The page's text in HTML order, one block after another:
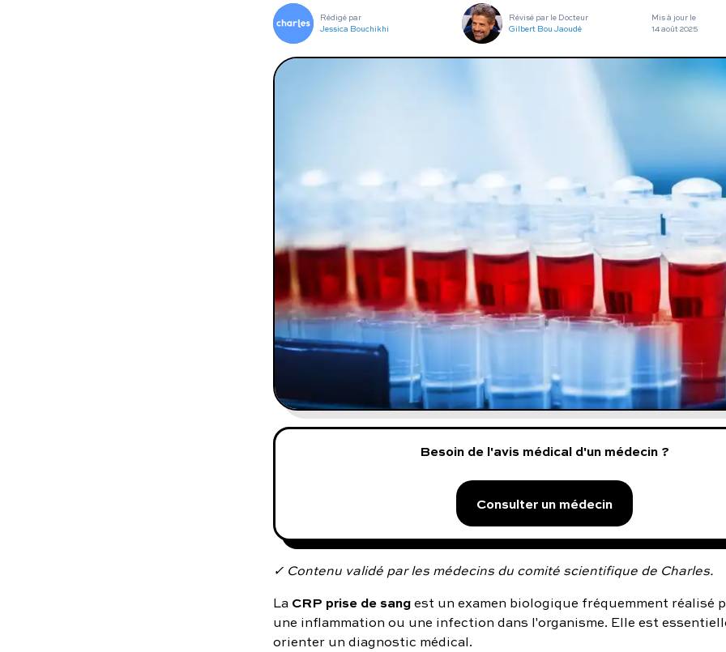
Toutes nos pathologies
Rédigé par
Jessica Bouchikhi
Révisé par le Docteur
Gilbert Bou Jaoudé
Mis à jour le
14 août 2025
Besoin de l'avis médical d'un médecin ?
Consulter un médecin
✓ Contenu validé par les médecins du comité scientifique de Charles.
La CRP prise de sangest un examen biologique fréquemment réalisé
une inflammation ou une infection dans l'organisme. Elle est
orienter un diagnostic médical.